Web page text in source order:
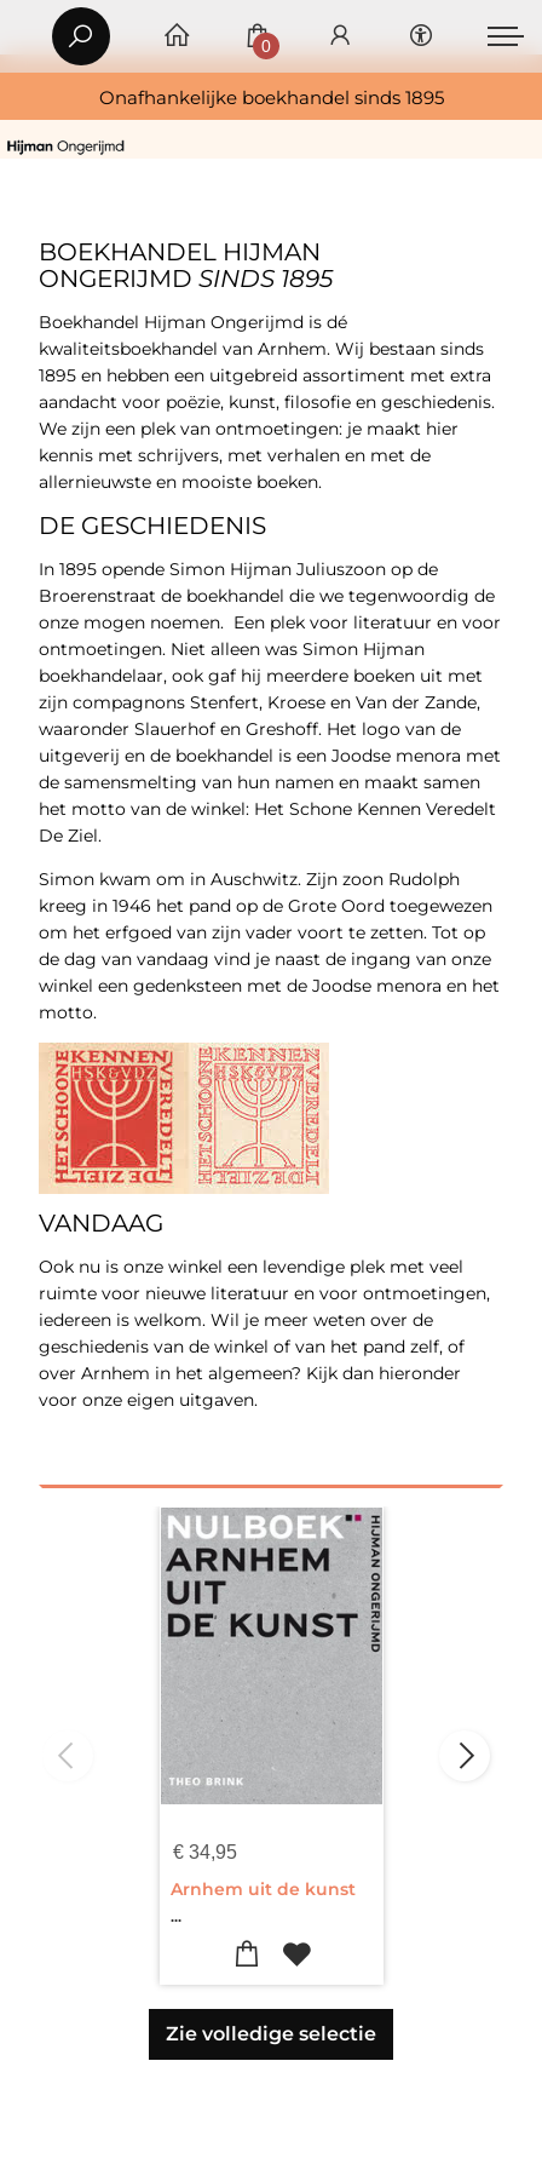
Onafhankelijke boekhandel sinds 1895
0
BOEKHANDEL HIJMAN
ONGERIJMD SINDS 1895
Boekhandel Hijman Ongerijmd is dé
kwaliteitsboekhandel van Arnhem. Wij bestaan sinds
1895 en hebben een uitgebreid assortiment met extra
aandacht voor poëzie, kunst, filosofie en geschiedenis.
We zijn een plek van ontmoetingen: je maakt hier
kennis met schrijvers, met verhalen en met de
allernieuwste en mooiste boeken.
DE GESCHIEDENIS
In 1895 opende Simon Hijman Juliuszoon op de
Broerenstraat de boekhandel die we tegenwoordig de
onze mogen noemen. Een plek voor literatuur en voor
ontmoetingen. Niet alleen was Simon Hijman
boekhandelaar, ook gaf hij meerdere boeken uit met
zijn compagnons Stenfert, Kroese en Van der Zande,
waaronder Slauerhof en Greshoff. Het logo van de
uitgeverij en de boekhandel is een Joodse menora met
de samensmelting van hun namen en maakt samen
het motto van de winkel: Het Schone Kennen Veredelt
De Ziel.
Simon kwam om in Auschwitz. Zijn zoon Rudolph
kreeg in 1946 het pand op de Grote Oord toegewezen
om het erfgoed van zijn vader voort te zetten. Tot op
de dag van vandaag vind je naast de ingang van onze
winkel een gedenksteen met de Joodse menora en het
motto.
VANDAAG
Ook nu is onze winkel een levendige plek met veel
ruimte voor nieuwe literatuur en voor ontmoetingen,
iedereen is welkom. Wil je meer weten over de
geschiedenis van de winkel of van het pand zelf, of
over Arnhem in het algemeen? Kijk dan hieronder
voor onze eigen uitgaven.
€34,95
Arnhem uit de kunst
...
Zie volledige selectie